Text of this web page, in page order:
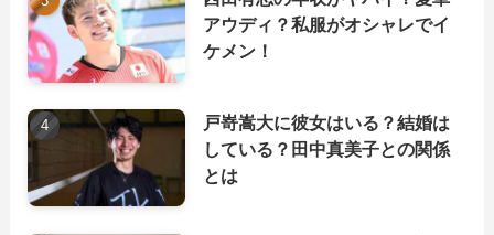
アウディ？私服がオシャレでイ
ケメン！
戸嵜嵩大に彼女はいる？結婚は
している？田中真美子との関係
とは